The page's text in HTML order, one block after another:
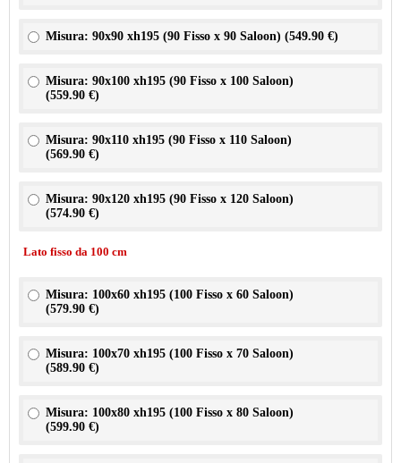
Misura: 90x90 xh195 (90 Fisso x 90 Saloon) (549.90 €)
Misura: 90x100 xh195 (90 Fisso x 100 Saloon)
(559.90 €)
Misura: 90x110 xh195 (90 Fisso x 110 Saloon)
(569.90 €)
Misura: 90x120 xh195 (90 Fisso x 120 Saloon)
(574.90 €)
Lato fisso da 100 cm
Misura: 100x60 xh195 (100 Fisso x 60 Saloon)
(579.90 €)
Misura: 100x70 xh195 (100 Fisso x 70 Saloon)
(589.90 €)
Misura: 100x80 xh195 (100 Fisso x 80 Saloon)
(599.90 €)